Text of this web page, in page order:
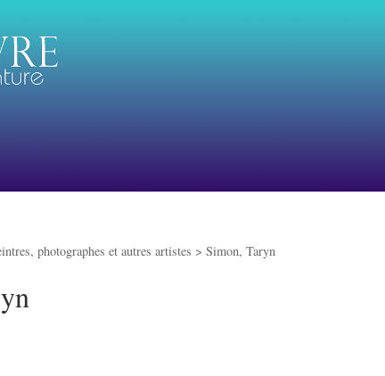
photographes et autres artistes > Simon, Taryn